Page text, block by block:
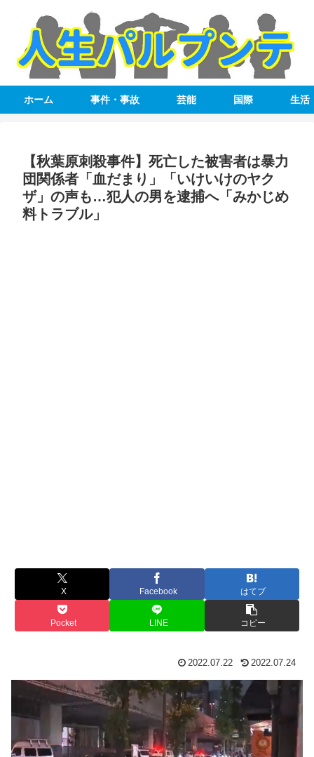
ホーム 事件・事故 芸能 国際 生活
【秋葉原刺殺事件】死亡した被害者は暴力
団関係者「血だまり」「いけいけのヤク
ザ」の声も…犯人の男を逮捕へ「みかじめ
料トラブル」
X Facebook はてブ
Pocket LINE コピー
2022.07.22 2022.07.24